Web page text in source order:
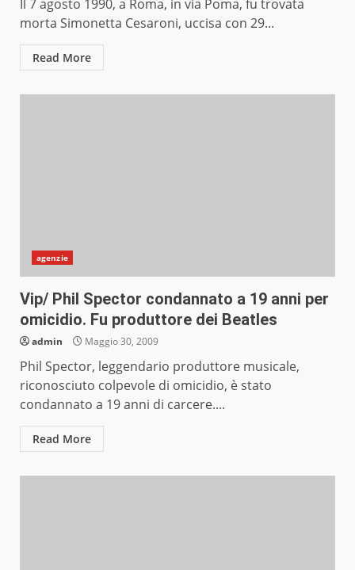
Il 7 agosto 1990, a Roma, in via Poma, fu trovata
morta Simonetta Cesaroni, uccisa con 29...
Read More
agenzie
Vip/ Phil Spector condannato a 19 anni per
omicidio. Fu produttore dei Beatles
admin Maggio 30, 2009
Phil Spector, leggendario produttore musicale,
riconosciuto colpevole di omicidio, è stato
condannato a 19 anni di carcere....
Read More